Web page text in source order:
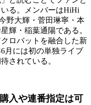
る。メンバーはHiHi
野大輝・菅田琳寧・本
輝・稲葉通陽である。
ロバットを融合した新
月には初の単独ライブ
されている。
入や連番指定は可